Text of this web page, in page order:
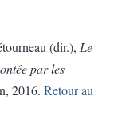
(dir.), Le
par les
2016. Retour au